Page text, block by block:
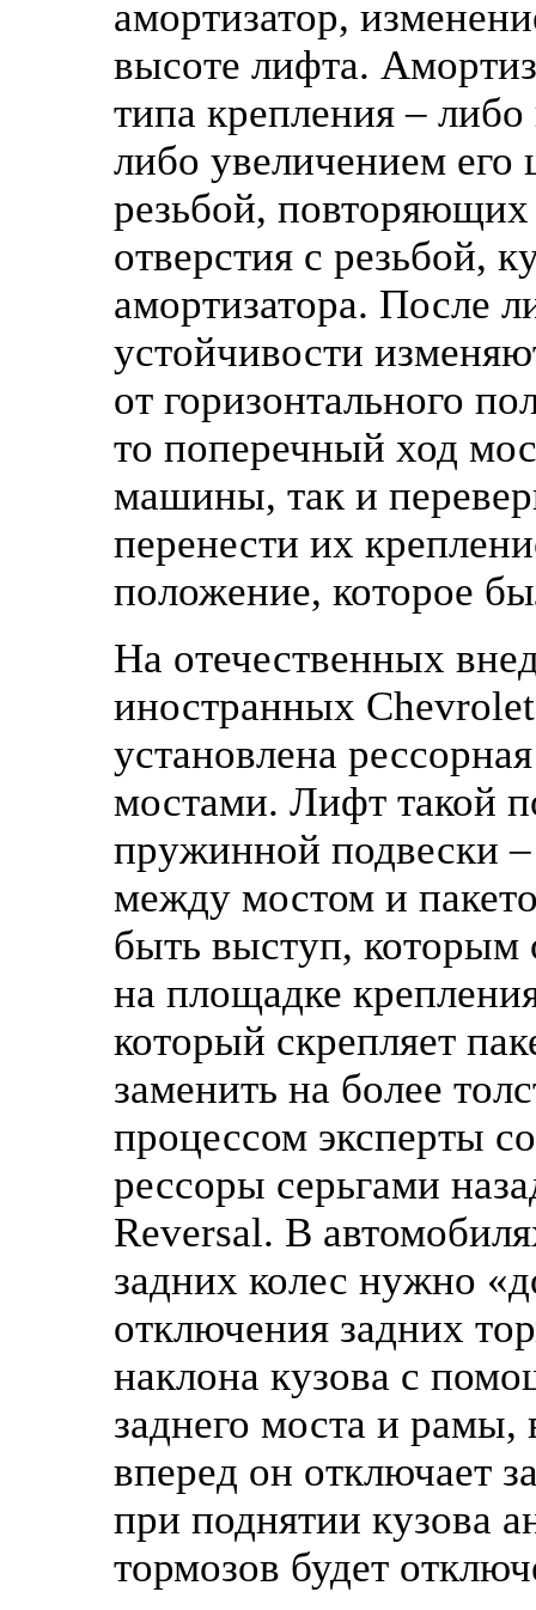
амортизатор,
высоте лифта.
типа крепления –
либо увеличением
резьбой,
отверстия с резьбой,
амортизатора. После
устойчивости
от горизонтального
то поперечный ход
машины, так и
перенести их
положение, которое
На отечественных
иностранных
установлена
мостами. Лифт такой
пружинной подвески –
между мостом и
быть выступ, которым
на площадке
который скрепляет
заменить на более
процессом эксперты
рессоры серьгами
Reversal. В
задних колес нужно
отключения задних
наклона кузова с
заднего моста и рамы,
вперед он отключает
при поднятии кузова
тормозов будет